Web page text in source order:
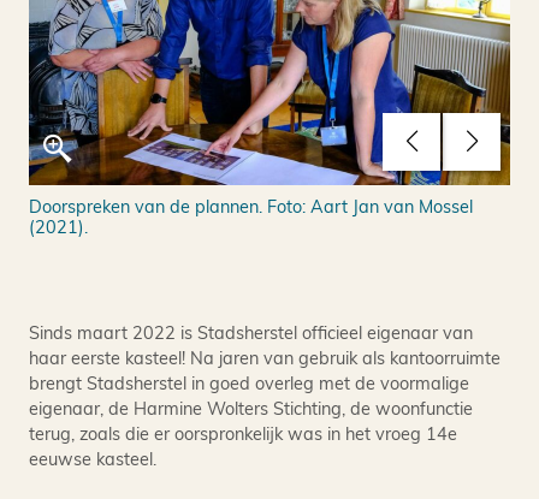
Doorspreken van de plannen. Foto: Aart Jan van Mossel
(2021).
Sinds maart 2022 is Stadsherstel officieel eigenaar van
haar eerste kasteel! Na jaren van gebruik als kantoorruimte
brengt Stadsherstel in goed overleg met de voormalige
eigenaar, de Harmine Wolters Stichting, de woonfunctie
terug, zoals die er oorspronkelijk was in het vroeg 14e
eeuwse kasteel.